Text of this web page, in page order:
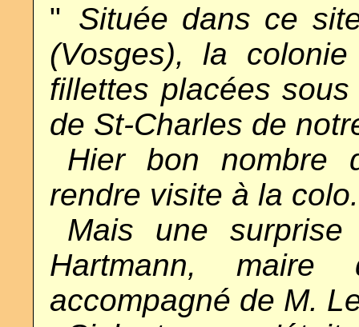
" Située dans ce
(Vosges), la
fillettes placées
de St-Charles de
Hier bon nombre
rendre visite à la colo.
Mais une
Hartmann,
accompagné de M.